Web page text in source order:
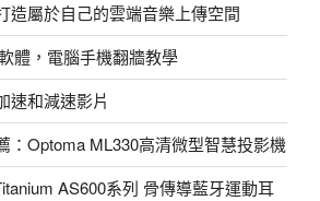
造屬於自己的雲端音樂上傳空間
體，電腦手機翻牆教學
速和減速影片
：Optoma ML330高清微型智慧投影機
AS600系列 骨傳導藍牙運動耳